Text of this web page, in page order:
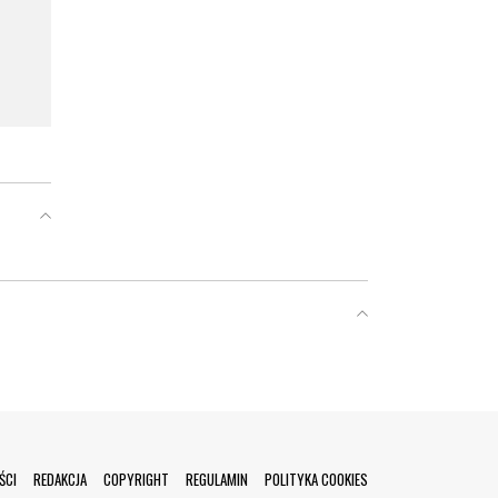
REDAKCJA COPYRIGHT REGULAMIN POLITYKA COOKIES